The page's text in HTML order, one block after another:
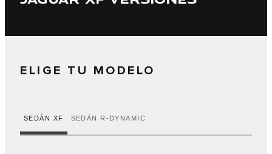
ELIGE TU MODELO
SEDÁN XF SEDÁN R-DYNAMIC